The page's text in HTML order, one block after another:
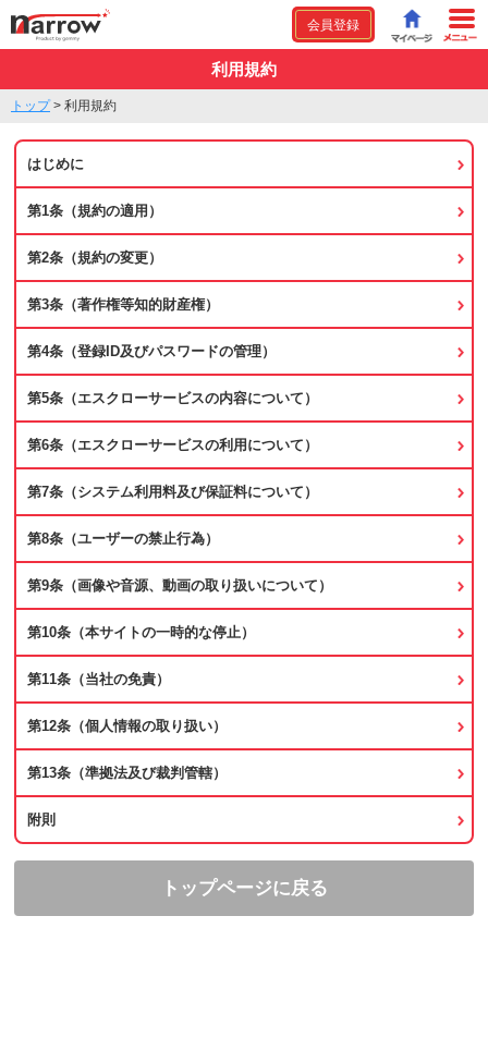
会員登録
利用規約
トップ> 利用規約
はじめに
第1条（規約の適用）
第2条（規約の変更）
第3条（著作権等知的財産権）
第4条（登録ID及びパスワードの管理）
第5条（エスクローサービスの内容について）
第6条（エスクローサービスの利用について）
第7条（システム利用料及び保証料について）
第8条（ユーザーの禁止行為）
第9条（画像や音源、動画の取り扱いについて）
第10条（本サイトの一時的な停止）
第11条（当社の免責）
第12条（個人情報の取り扱い）
第13条（準拠法及び裁判管轄）
附則
トップページに戻る